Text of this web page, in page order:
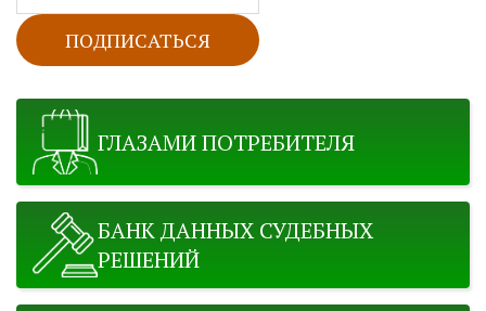
ГЛАЗАМИ ПОТРЕБИТЕЛЯ
БАНК ДАННЫХ СУДЕБНЫХ
РЕШЕНИЙ